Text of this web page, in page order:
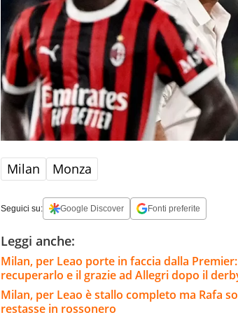
Milan Monza
Seguici su: Google Discover Fonti preferite
Leggi anche:
Milan, per Leao porte in faccia dalla
recuperarlo e il grazie ad Allegri dopo il
Milan, per Leao è stallo completo ma Rafa
restasse in rossonero